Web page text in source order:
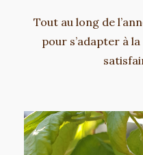
Tout au long de
pour s’adapter à